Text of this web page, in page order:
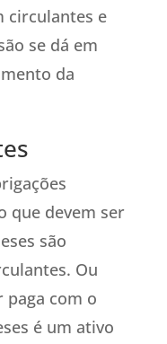
circulantes e
se dá em
da
que devem ser
são
Ou
paga com o
é um ativo